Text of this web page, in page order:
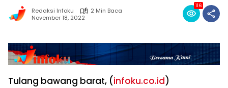
Redaksi Infoku
2 Min Baca
November 18, 2022
116
Tulang bawang barat, (infoku.co.id)